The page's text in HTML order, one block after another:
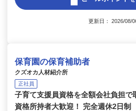
更新日： 2026/
保育園の保育補助者
クズオカ人材紹介所
正社員
子育て支援員資格を全額会社負担で
資格所持者大歓迎！ 完全週休2日制